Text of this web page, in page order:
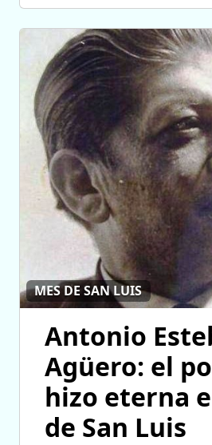
MES DE SAN LUIS
Antonio
Agüero: el
hizo eterna
de San Luis